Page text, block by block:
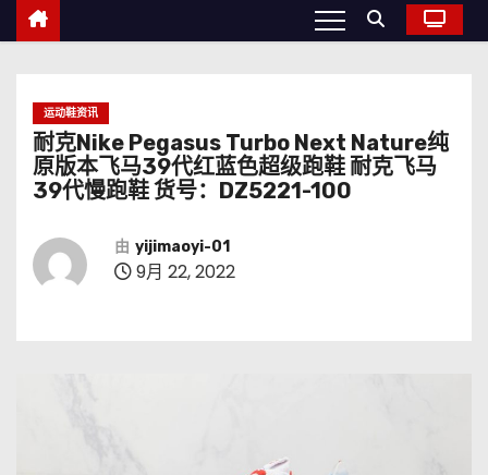
运动鞋资讯
耐克Nike Pegasus Turbo Next Nature纯
原版本飞马39代红蓝色超级跑鞋 耐克飞马
39代慢跑鞋 货号：DZ5221-100
由 yijimaoyi-01
9月 22, 2022